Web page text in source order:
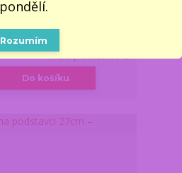
uhrazené do pondělí
dodáme nejdříve 18.8.
v úterý. Skladem 6 ks
Do košíku
pondělí.
Rozumím